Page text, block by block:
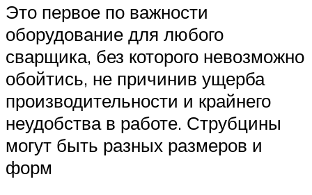
Это первое по важности
оборудование для любого
сварщика, без которого невозможно
обойтись, не причинив ущерба
производительности и крайнего
неудобства в работе. Струбцины
могут быть разных размеров и
форм